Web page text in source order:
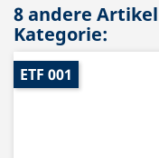
8 andere
Kategorie:
ETF 001